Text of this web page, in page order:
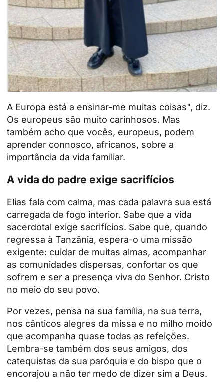
A Europa está a ensinar-me muitas coisas", diz.
Os europeus são muito carinhosos. Mas
também acho que vocês, europeus, podem
aprender connosco, africanos, sobre a
importância da vida familiar.
A vida do padre exige sacrifícios
Elias fala com calma, mas cada palavra sua está
carregada de fogo interior. Sabe que a vida
sacerdotal exige sacrifícios. Sabe que, quando
regressa à Tanzânia, espera-o uma missão
exigente: cuidar de muitas almas, acompanhar
as comunidades dispersas, confortar os que
sofrem e ser a presença viva do Senhor. Cristo
no meio do seu povo.
Por vezes, pensa na sua família, na sua terra,
nos cânticos alegres da missa e no milho moído
que acompanha quase todas as refeições.
Lembra-se também dos seus amigos, dos
catequistas da sua paróquia e do bispo que o
encorajou a não ter medo de dizer sim a Deus.